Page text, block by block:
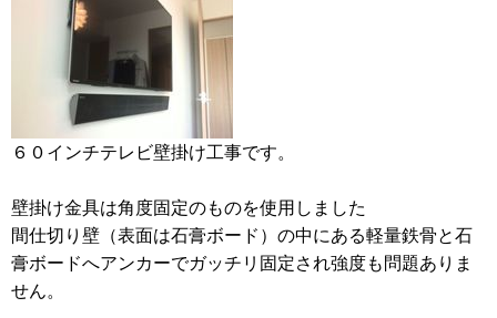
６０インチテレビ壁掛け工事です。
壁掛け金具は角度固定のものを使用しました
間仕切り壁（表面は石膏ボード）の中にある軽量鉄骨と石
膏ボードへアンカーでガッチリ固定され強度も問題ありま
せん。